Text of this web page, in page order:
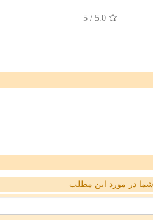
5.0
/ 5
در مورد این مطلب